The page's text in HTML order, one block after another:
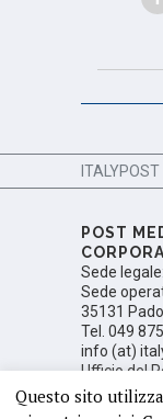
ITALYPOST
POST
Sede
Sede
35131
Tel. 049
info (at)
Ufficio del
Numero di
Questo sito